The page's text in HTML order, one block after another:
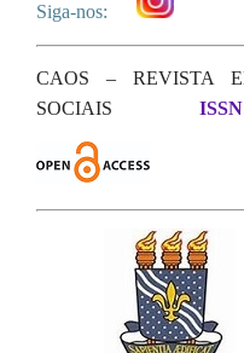
Siga-nos:
CAOS – REVISTA
SOCIAIS